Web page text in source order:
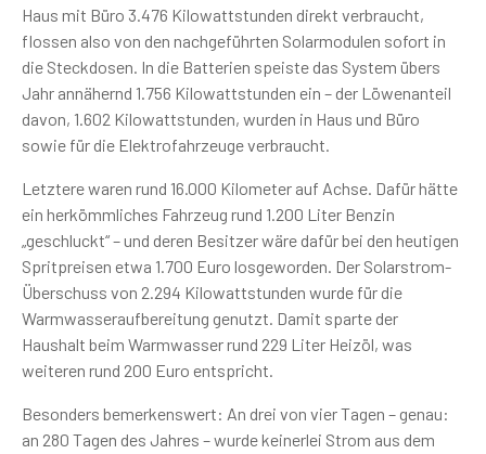
Haus mit Büro 3.476 Kilowattstunden direkt verbraucht,
flossen also von den nachgeführten Solarmodulen sofort in
die Steckdosen. In die Batterien speiste das System übers
Jahr annähernd 1.756 Kilowattstunden ein – der Löwenanteil
davon, 1.602 Kilowattstunden, wurden in Haus und Büro
sowie für die Elektrofahrzeuge verbraucht.
Letztere waren rund 16.000 Kilometer auf Achse. Dafür hätte
ein herkömmliches Fahrzeug rund 1.200 Liter Benzin
„geschluckt“ – und deren Besitzer wäre dafür bei den heutigen
Spritpreisen etwa 1.700 Euro losgeworden. Der Solarstrom-
Überschuss von 2.294 Kilowattstunden wurde für die
Warmwasseraufbereitung genutzt. Damit sparte der
Haushalt beim Warmwasser rund 229 Liter Heizöl, was
weiteren rund 200 Euro entspricht.
Besonders bemerkenswert: An drei von vier Tagen – genau:
an 280 Tagen des Jahres – wurde keinerlei Strom aus dem